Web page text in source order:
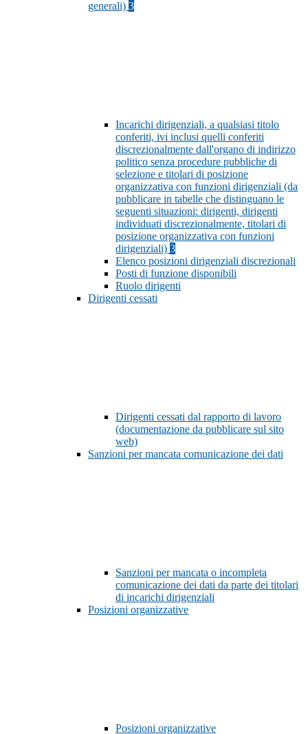
generali) 3
Incarichi dirigenziali, a qualsiasi titolo
conferiti, ivi inclusi quelli conferiti
discrezionalmente dall'organo di indirizzo
politico senza procedure pubbliche di
selezione e titolari di posizione
organizzativa con funzioni dirigenziali (da
pubblicare in tabelle che distinguano le
seguenti situazioni: dirigenti, dirigenti
individuati discrezionalmente, titolari di
posizione organizzativa con funzioni
dirigenziali) 3
Elenco posizioni dirigenziali discrezionali
Posti di funzione disponibili
Ruolo dirigenti
Dirigenti cessati
Dirigenti cessati dal rapporto di lavoro
(documentazione da pubblicare sul sito
web)
Sanzioni per mancata comunicazione dei dati
Sanzioni per mancata o incompleta
comunicazione dei dati da parte dei titolari
di incarichi dirigenziali
Posizioni organizzative
Posizioni organizzative